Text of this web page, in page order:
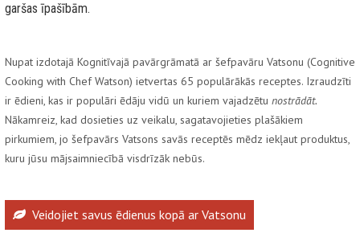
garšas īpašībām.
Nupat izdotajā Kognitīvajā pavārgrāmatā ar šefpavāru Vatsonu (Cognitive
Cooking with Chef Watson) ietvertas 65 populārākās receptes. Izraudzīti
ir ēdieni, kas ir populāri ēdāju vidū un kuriem vajadzētu nostrādāt.
Nākamreiz, kad dosieties uz veikalu, sagatavojieties plašākiem
pirkumiem, jo šefpavārs Vatsons savās receptēs mēdz iekļaut produktus,
kuru jūsu mājsaimniecībā visdrīzāk nebūs.
Veidojiet savus ēdienus kopā ar Vatsonu